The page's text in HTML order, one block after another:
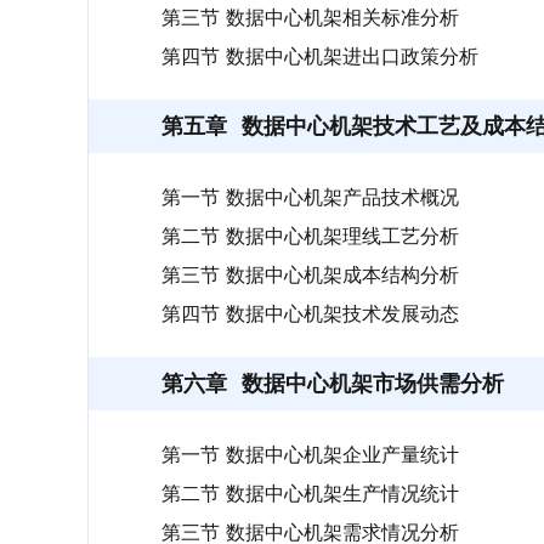
第三节 数据中心机架相关标准分析
第四节 数据中心机架进出口政策分析
第五章 数据中心机架技术工艺及成本
第一节 数据中心机架产品技术概况
第二节 数据中心机架理线工艺分析
第三节 数据中心机架成本结构分析
第四节 数据中心机架技术发展动态
第六章 数据中心机架市场供需分析
第一节 数据中心机架企业产量统计
第二节 数据中心机架生产情况统计
第三节 数据中心机架需求情况分析